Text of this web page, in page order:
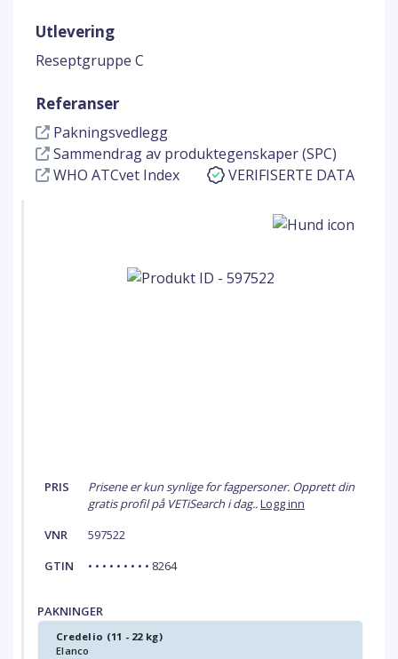
Utlevering
Reseptgruppe C
Referanser
Pakningsvedlegg
Sammendrag av produktegenskaper (SPC)
WHO ATCvet Index
VERIFISERTE DATA
PRIS
Prisene er kun synlige for fagpersoner. Opprett din
gratis profil på VETiSearch i dag..Logg inn
VNR
597522
GTIN
• • • • • • • • • 8264
PAKNINGER
Credelio (11 - 22 kg)
Elanco